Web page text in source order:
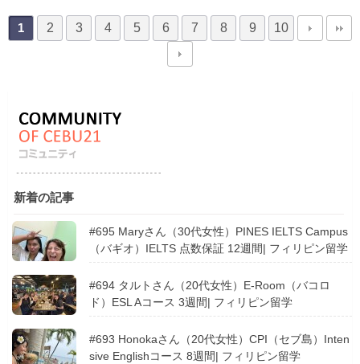
1 2 3 4 5 6 7 8 9 10
新着の記事
#695 Maryさん（30代女性）PINES IELTS Campus
（バギオ）IELTS 点数保証 12週間| フィリピン留学
#694 タルトさん（20代女性）E-Room（バコロ
ド）ESL Aコース 3週間| フィリピン留学
#693 Honokaさん（20代女性）CPI（セブ島）Inten
sive Englishコース 8週間| フィリピン留学